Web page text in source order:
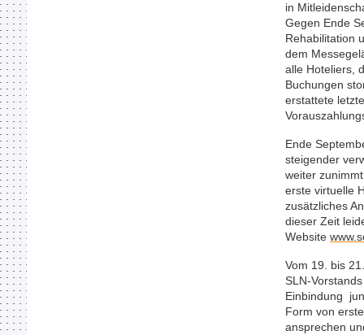
in
Gegen Ende
Rehabilitation
dem
alle Hoteliers,
erstattete
Ende
steigender
weiter
erste virtuelle
zusätzliches
dieser Zeit
Website
Vom 19. bis
SLN-
Einbindung
Form von
ansprechen